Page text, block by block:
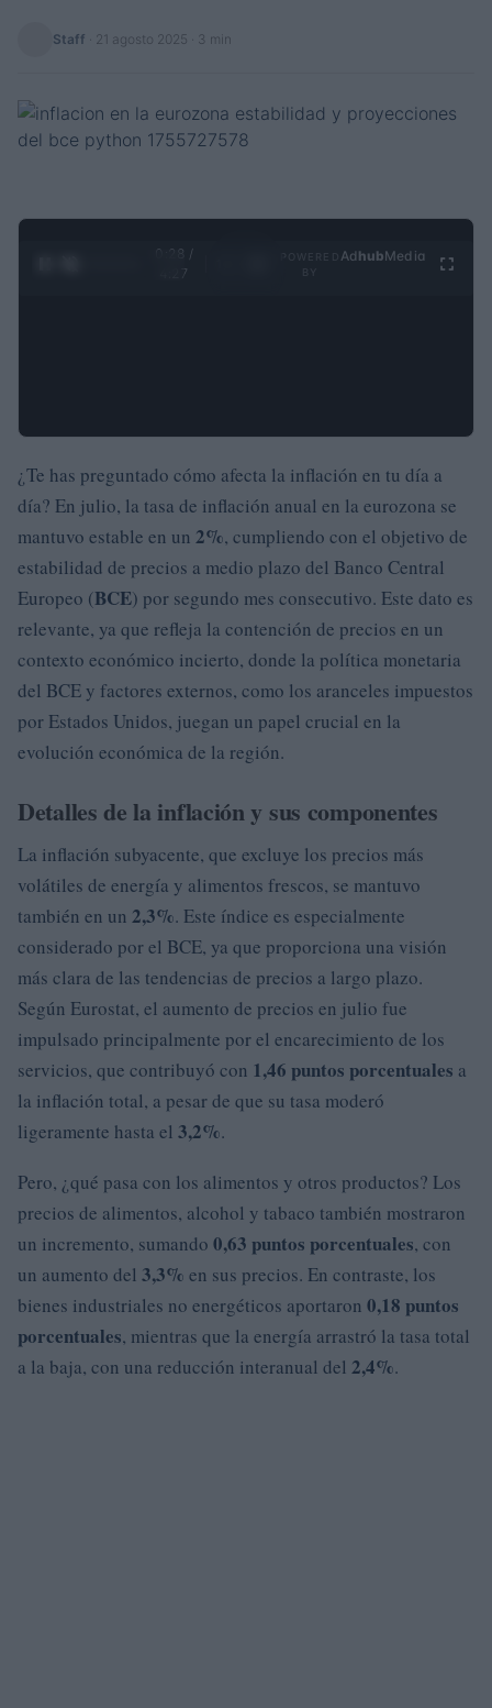
Staff 21 agosto 2025 · 3 min
0:29 /
4:27
Ad hubMedia
¿Te has preguntado cómo afecta la inflación en tu día a
día? En julio, la tasa de inflación anual en la eurozona se
mantuvo estable en un 2%, cumpliendo con el objetivo de
estabilidad de precios a medio plazo del Banco Central
Europeo (BCE) por segundo mes consecutivo. Este dato es
relevante, ya que refleja la contención de precios en un
contexto económico incierto, donde la política monetaria
del BCE y factores externos, como los aranceles impuestos
por Estados Unidos, juegan un papel crucial en la
evolución económica de la región.
Detalles de la inflación y sus componentes
La inflación subyacente, que excluye los precios más
volátiles de energía y alimentos frescos, se mantuvo
también en un 2,3%. Este índice es especialmente
considerado por el BCE, ya que proporciona una visión
más clara de las tendencias de precios a largo plazo.
Según Eurostat, el aumento de precios en julio fue
impulsado principalmente por el encarecimiento de los
servicios, que contribuyó con 1,46 puntos porcentuales a
la inflación total, a pesar de que su tasa moderó
ligeramente hasta el 3,2%.
Pero, ¿qué pasa con los alimentos y otros productos? Los
precios de alimentos, alcohol y tabaco también mostraron
un incremento, sumando 0,63 puntos porcentuales, con
un aumento del 3,3% en sus precios. En contraste, los
bienes industriales no energéticos aportaron 0,18 puntos
porcentuales, mientras que la energía arrastró la tasa total
a la baja, con una reducción interanual del 2,4%.